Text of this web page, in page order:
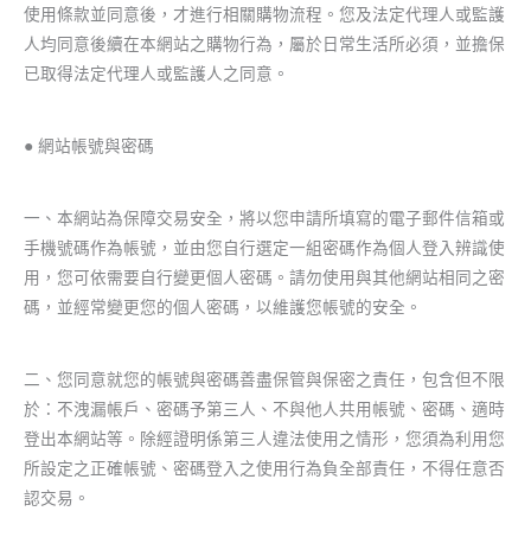
使用條款並同意後，才進行相關購物流程。您及法定代理人或監護
人均同意後續在本網站之購物行為，屬於日常生活所必須，並擔保
已取得法定代理人或監護人之同意。
● 網站帳號與密碼
一、本網站為保障交易安全，將以您申請所填寫的電子郵件信箱或
手機號碼作為帳號，並由您自行選定一組密碼作為個人登入辨識使
用，您可依需要自行變更個人密碼。請勿使用與其他網站相同之密
碼，並經常變更您的個人密碼，以維護您帳號的安全。
二、您同意就您的帳號與密碼善盡保管與保密之責任，包含但不限
於：不洩漏帳戶、密碼予第三人、不與他人共用帳號、密碼、適時
登出本網站等。除經證明係第三人違法使用之情形，您須為利用您
所設定之正確帳號、密碼登入之使用行為負全部責任，不得任意否
認交易。